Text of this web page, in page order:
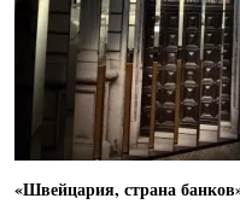
«Швейцария, страна